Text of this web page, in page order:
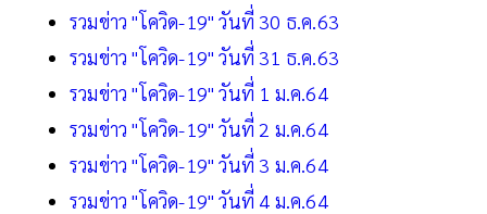
รวมข่าว "โควิด-19" วันที่ 30 ธ.ค.63
รวมข่าว "โควิด-19" วันที่ 31 ธ.ค.63
รวมข่าว "โควิด-19" วันที่ 1 ม.ค.64
รวมข่าว "โควิด-19" วันที่ 2 ม.ค.64
รวมข่าว "โควิด-19" วันที่ 3 ม.ค.64
รวมข่าว "โควิด-19" วันที่ 4 ม.ค.64